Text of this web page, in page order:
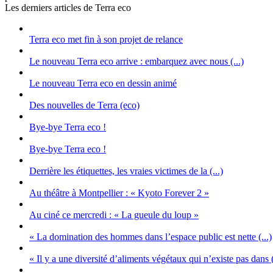
Les derniers articles de Terra eco
Terra eco met fin à son projet de relance
Le nouveau Terra eco arrive : embarquez avec nous (...)
Le nouveau Terra eco en dessin animé
Des nouvelles de Terra (eco)
Bye-bye Terra eco !
Bye-bye Terra eco !
Derrière les étiquettes, les vraies victimes de la (...)
Au théâtre à Montpellier : « Kyoto Forever 2 »
Au ciné ce mercredi : « La gueule du loup »
« La domination des hommes dans l’espace public est nette (...)
« Il y a une diversité d’aliments végétaux qui n’existe pas dans